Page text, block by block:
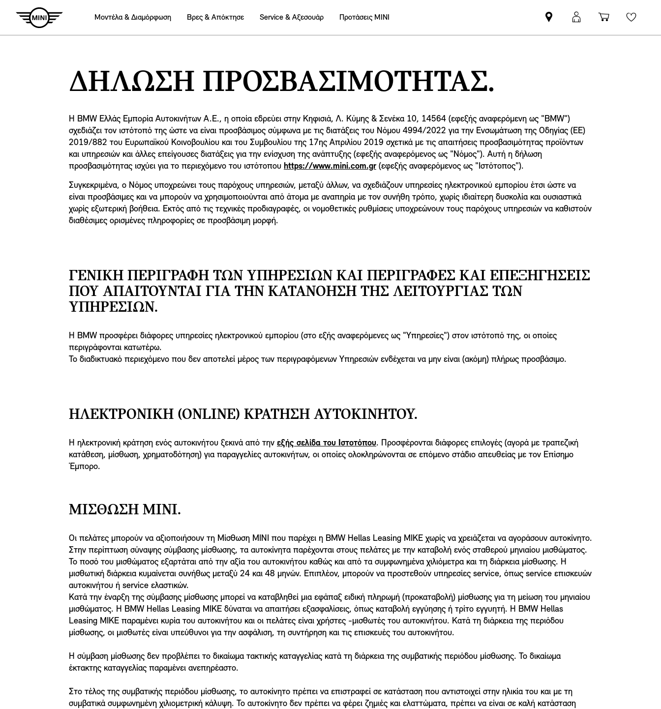
Mοντέλα & Διαμόρφωση Βρες & Απόκτησε Service & Αξεσουάρ Προτάσεις ΜΙΝΙ
Βρείτε
Επίσημο
ΜΙΝΙ
Αpp
Καλάθι
αγορών
ΔΉΛΩΣΗ ΠΡΟΣΒΑΣΙΜΌΤΗΤΑΣ.
Η BMW Ελλάς Εμπορία Αυτοκινήτων Α.Ε., η οποία εδρεύει στην Κηφισιά, Λ. Κύμης & Σενέκα 10, 14564 (εφεξής αναφερόμενη ως "BMW")
σχεδιάζει τον ιστότοπό της ώστε να είναι προσβάσιμος σύμφωνα με τις διατάξεις του Νόμου 4994/2022 για την Ενσωμάτωση της Οδηγίας (ΕΕ)
2019/882 του Ευρωπαϊκού Κοινοβουλίου και του Συμβουλίου της 17ης Απριλίου 2019 σχετικά με τις απαιτήσεις προσβασιμότητας προϊόντων
και υπηρεσιών και άλλες επείγουσες διατάξεις για την ενίσχυση της ανάπτυξης (εφεξής αναφερόμενος ως "Νόμος"). Αυτή η δήλωση
προσβασιμότητας ισχύει για το περιεχόμενο του ιστότοπου https://www.mini.com.gr (εφεξής αναφερόμενος ως "Ιστότοπος").
Συγκεκριμένα, ο Νόμος υποχρεώνει τους παρόχους υπηρεσιών, μεταξύ άλλων, να σχεδιάζουν υπηρεσίες ηλεκτρονικού εμπορίου έτσι ώστε να
είναι προσβάσιμες και να μπορούν να χρησιμοποιούνται από άτομα με αναπηρία με τον συνήθη τρόπο, χωρίς ιδιαίτερη δυσκολία και ουσιαστικά
χωρίς εξωτερική βοήθεια. Εκτός από τις τεχνικές προδιαγραφές, οι νομοθετικές ρυθμίσεις υποχρεώνουν τους παρόχους υπηρεσιών να καθιστούν
διαθέσιμες ορισμένες πληροφορίες σε προσβάσιμη μορφή.
ΓΕΝΙΚΉ ΠΕΡΙΓΡΑΦΉ ΤΩΝ ΥΠΗΡΕΣΙΏΝ ΚΑΙ ΠΕΡΙΓΡΑΦΈΣ ΚΑΙ ΕΠΕΞΗΓΉΣΕΙΣ
ΠΟΥ ΑΠΑΙΤΟΎΝΤΑΙ ΓΙΑ ΤΗΝ ΚΑΤΑΝΌΗΣΗ ΤΗΣ ΛΕΙΤΟΥΡΓΊΑΣ ΤΩΝ
ΥΠΗΡΕΣΙΏΝ.
Η BMW προσφέρει διάφορες υπηρεσίες ηλεκτρονικού εμπορίου (στο εξής αναφερόμενες ως "Υπηρεσίες") στον ιστότοπό της, οι οποίες
περιγράφονται κατωτέρω.
Το διαδικτυακό περιεχόμενο που δεν αποτελεί μέρος των περιγραφόμενων Υπηρεσιών ενδέχεται να μην είναι (ακόμη) πλήρως προσβάσιμο.
ΗΛΕΚΤΡΟΝΙΚΉ (ΟNLINE) ΚΡΆΤΗΣΗ ΑΥΤΟΚΙΝΉΤΟΥ.
Η ηλεκτρονική κράτηση ενός αυτοκινήτου ξεκινά από την εξής σελίδα του Ιστοτόπου. Προσφέρονται διάφορες επιλογές (αγορά με τραπεζική
κατάθεση, μίσθωση, χρηματοδότηση) για παραγγελίες αυτοκινήτων, οι οποίες ολοκληρώνονται σε επόμενο στάδιο απευθείας με τον Επίσημο
Έμπορο.
ΜΊΣΘΩΣΗ MINI.
Οι πελάτες μπορούν να αξιοποιήσουν τη Μίσθωση MINI που παρέχει η BMW Hellas Leasing MIKE χωρίς να χρειάζεται να αγοράσουν αυτοκίνητο.
Στην περίπτωση σύναψης σύμβασης μίσθωσης, τα αυτοκίνητα παρέχονται στους πελάτες με την καταβολή ενός σταθερού μηνιαίου μισθώματος.
Το ποσό του μισθώματος εξαρτάται από την αξία του αυτοκινήτου καθώς και από τα συμφωνημένα χιλιόμετρα και τη διάρκεια μίσθωσης. Η
μισθωτική διάρκεια κυμαίνεται συνήθως μεταξύ 24 και 48 μηνών. Επιπλέον, μπορούν να προστεθούν υπηρεσίες service, όπως service επισκευών
αυτοκινήτου ή service ελαστικών.
Κατά την έναρξη της σύμβασης μίσθωσης μπορεί να καταβληθεί μια εφάπαξ ειδική πληρωμή (προκαταβολή) μίσθωσης για τη μείωση του μηνιαίου
μισθώματος. Η BMW Hellas Leasing MIKE δύναται να απαιτήσει εξασφαλίσεις, όπως καταβολή εγγύησης ή τρίτο εγγυητή. Η BMW Hellas
Leasing MIKE παραμένει κυρία του αυτοκινήτου και οι πελάτες είναι χρήστες -μισθωτές του αυτοκινήτου. Κατά τη διάρκεια της περιόδου
μίσθωσης, oι μισθωτές είναι υπεύθυνοι για την ασφάλιση, τη συντήρηση και τις επισκευές του αυτοκινήτου.
Η σύμβαση μίσθωσης δεν προβλέπει το δικαίωμα τακτικής καταγγελίας κατά τη διάρκεια της συμβατικής περιόδου μίσθωσης. Το δικαίωμα
έκτακτης καταγγελίας παραμένει ανεπηρέαστο.
Στο τέλος της συμβατικής περιόδου μίσθωσης, το αυτοκίνητο πρέπει να επιστραφεί σε κατάσταση που αντιστοιχεί στην ηλικία του και με τη
συμβατικά συμφωνημένη χιλιομετρική κάλυψη. Το αυτοκίνητο δεν πρέπει να φέρει ζημιές και ελαττώματα, πρέπει να είναι σε καλή κατάσταση